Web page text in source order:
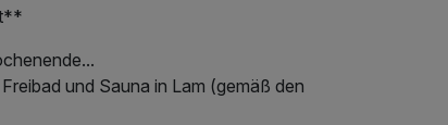
und Sauna in Lam (gemäß den